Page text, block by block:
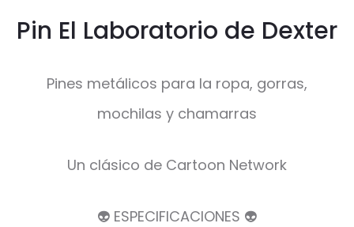
Pin El Laboratorio de Dexter
Pines metálicos para la ropa, gorras,
mochilas y chamarras
Un clásico de Cartoon Network
👽 ESPECIFICACIONES 👽